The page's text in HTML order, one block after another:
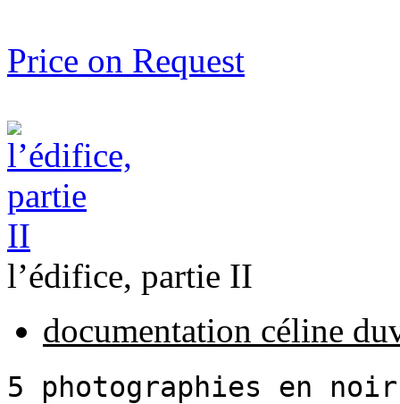
Price on Request
l’édifice, partie II
documentation céline
5 photographies en